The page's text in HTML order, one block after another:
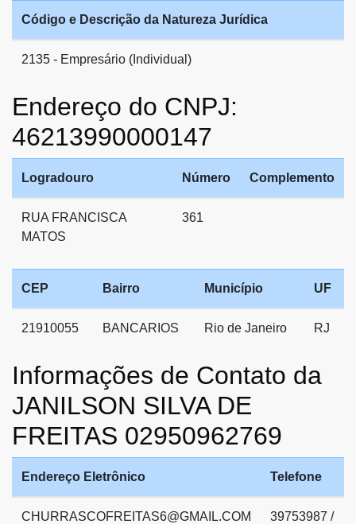
Código e Descrição da Natureza Jurídica
2135 - Empresário (Individual)
Endereço do CNPJ:
46213990000147
Logradouro Número Complemento
RUA FRANCISCA
MATOS
361
CEP Bairro Município UF
21910055 BANCARIOS Rio de Janeiro RJ
Informações de Contato da
JANILSON SILVA DE
FREITAS 02950962769
Endereço Eletrônico Telefone
CHURRASCOFREITAS6@GMAIL.COM 39753987 /